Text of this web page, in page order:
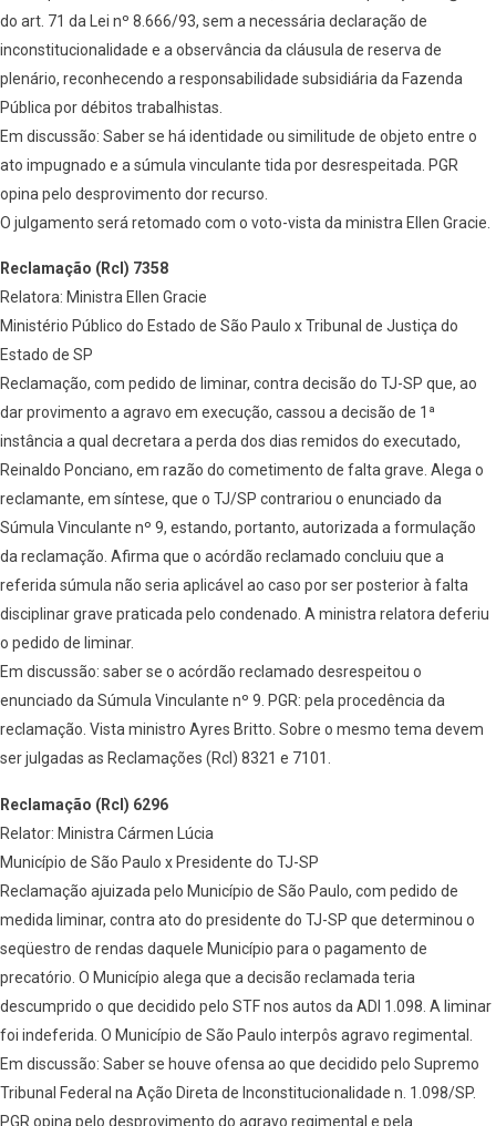
do art. 71 da Lei nº 8.666/93, sem a necessária declaração de
inconstitucionalidade e a observância da cláusula de reserva de
plenário, reconhecendo a responsabilidade subsidiária da Fazenda
Pública por débitos trabalhistas.
Em discussão: Saber se há identidade ou similitude de objeto entre o
ato impugnado e a súmula vinculante tida por desrespeitada. PGR
opina pelo desprovimento dor recurso.
O julgamento será retomado com o voto-vista da ministra Ellen Gracie.
Reclamação (Rcl) 7358
Relatora: Ministra Ellen Gracie
Ministério Público do Estado de São Paulo x Tribunal de Justiça do
Estado de SP
Reclamação, com pedido de liminar, contra decisão do TJ-SP que, ao
dar provimento a agravo em execução, cassou a decisão de 1ª
instância a qual decretara a perda dos dias remidos do executado,
Reinaldo Ponciano, em razão do cometimento de falta grave. Alega o
reclamante, em síntese, que o TJ/SP contrariou o enunciado da
Súmula Vinculante nº 9, estando, portanto, autorizada a formulação
da reclamação. Afirma que o acórdão reclamado concluiu que a
referida súmula não seria aplicável ao caso por ser posterior à falta
disciplinar grave praticada pelo condenado. A ministra relatora deferiu
o pedido de liminar.
Em discussão: saber se o acórdão reclamado desrespeitou o
enunciado da Súmula Vinculante nº 9. PGR: pela procedência da
reclamação. Vista ministro Ayres Britto. Sobre o mesmo tema devem
ser julgadas as Reclamações (Rcl) 8321 e 7101.
Reclamação (Rcl) 6296
Relator: Ministra Cármen Lúcia
Município de São Paulo x Presidente do TJ-SP
Reclamação ajuizada pelo Município de São Paulo, com pedido de
medida liminar, contra ato do presidente do TJ-SP que determinou o
seqüestro de rendas daquele Município para o pagamento de
precatório. O Município alega que a decisão reclamada teria
descumprido o que decidido pelo STF nos autos da ADI 1.098. A liminar
foi indeferida. O Município de São Paulo interpôs agravo regimental.
Em discussão: Saber se houve ofensa ao que decidido pelo Supremo
Tribunal Federal na Ação Direta de Inconstitucionalidade n. 1.098/SP.
PGR opina pelo desprovimento do agravo regimental e pela